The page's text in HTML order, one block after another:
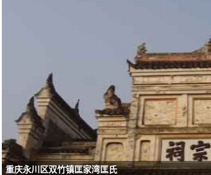
重庆永川区双竹镇匡家湾匡氏